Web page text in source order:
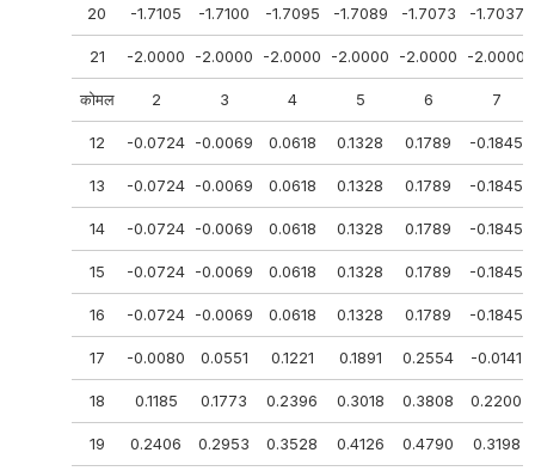
20 -1.7105 -1.7100 -1.7095 -1.7089 -1.7073 -1.7037
21 -2.0000 -2.0000 -2.0000 -2.0000 -2.0000 -2.0000
कोमल 2 3 4 5 6 7
12 -0.0724 -0.0069 0.0618 0.1328 0.1789 -0.1845
13 -0.0724 -0.0069 0.0618 0.1328 0.1789 -0.1845
14 -0.0724 -0.0069 0.0618 0.1328 0.1789 -0.1845
15 -0.0724 -0.0069 0.0618 0.1328 0.1789 -0.1845
16 -0.0724 -0.0069 0.0618 0.1328 0.1789 -0.1845
17 -0.0080 0.0551 0.1221 0.1891 0.2554 -0.0141
18 0.1185 0.1773 0.2396 0.3018 0.3808 0.2200
19 0.2406 0.2953 0.3528 0.4126 0.4790 0.3198